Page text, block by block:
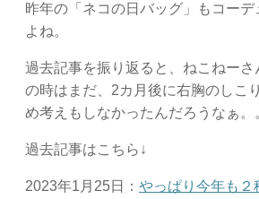
昨年の「ネコの日バッグ」もコー
よね。
過去記事を振り返ると、ねこねー
の時はまだ、2カ月後に右胸のしこ
め考えもしなかったんだろうなぁ。
過去記事はこちら↓
2023年1月25日： やっぱり今年も２